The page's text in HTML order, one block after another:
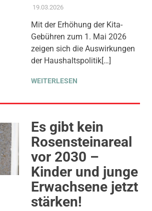
19.03.2026ADMIN
AKTUELLES
FINANZEN,PRESSE,
PRESSEMITTEILUNG,
THEMEN
Mit der Erhöhung der Kita-
Gebühren zum 1. Mai 2026
zeigen sich die Auswirkungen
der Haushaltspolitik[…]
WEITERLESEN
Es gibt kein
Rosensteinareal
vor 2030 –
Kinder und junge
Erwachsene jetzt
stärken!